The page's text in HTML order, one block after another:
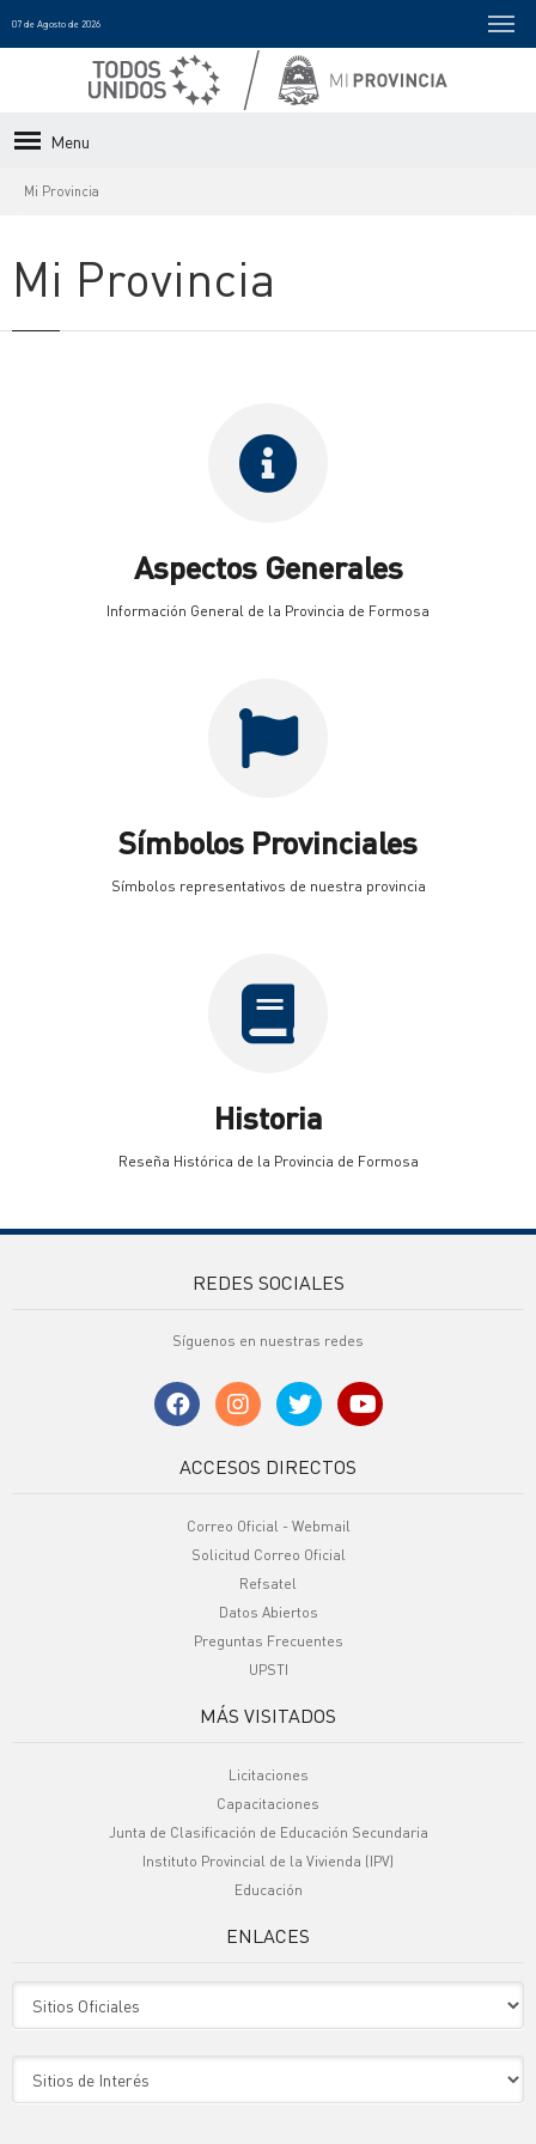
07 de Agosto de 2026
Menu
Mi Provincia
Mi Provincia
Aspectos Generales
Información General de la Provincia de Formosa
Símbolos Provinciales
Símbolos representativos de nuestra provincia
Historia
Reseña Histórica de la Provincia de Formosa
REDES SOCIALES
Síguenos en nuestras redes
ACCESOS DIRECTOS
Correo Oficial - Webmail
Solicitud Correo Oficial
Refsatel
Datos Abiertos
Preguntas Frecuentes
UPSTI
MÁS VISITADOS
Licitaciones
Capacitaciones
Junta de Clasificación de Educación Secundaria
Instituto Provincial de la Vivienda (IPV)
Educación
ENLACES